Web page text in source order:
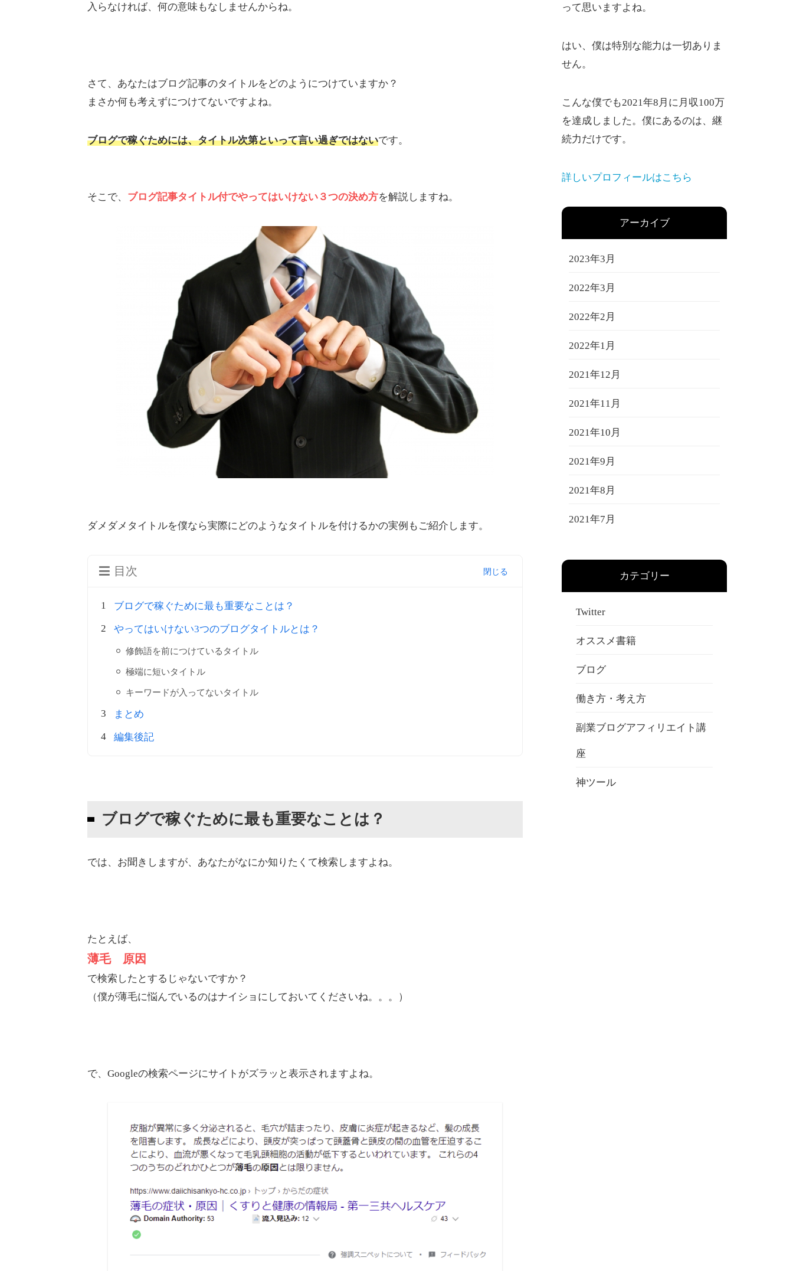
入らなければ、何の意味もなしませんからね。
さて、あなたはブログ記事のタイトルをどのようにつけていますか？
まさか何も考えずにつけてないですよね。
ブログで稼ぐためには、タイトル次第といって言い過ぎではないです。
そこで、 ブログ記事タイトル付でやってはいけない３つの決め方を解説しますね。
ダメダメタイトルを僕なら実際にどのようなタイトルを付けるかの実例もご紹介します。
目次
ブログで稼ぐために最も重要なことは？
やってはいけない3つのブログタイトルとは？
修飾語を前につけているタイトル
極端に短いタイトル
キーワードが入ってないタイトル
まとめ
編集後記
ブログで稼ぐために最も重要なことは？
では、お聞きしますが、あなたがなにか知りたくて検索しますよね。
たとえば、
薄毛 原因
で検索したとするじゃないですか？
（僕が薄毛に悩んでいるのはナイショにしておいてくださいね。。。）
で、Googleの検索ページにサイトがズラッと表示されますよね。
って思いますよね。
はい、僕は特別な能力は一切ありま
せん。
こんな僕でも2021年8月に月収100万
を達成しました。僕にあるのは、継
続力だけです。
詳しいプロフィールはこちら
アーカイブ
2023年3月
2022年3月
2022年2月
2022年1月
2021年12月
2021年11月
2021年10月
2021年9月
2021年8月
2021年7月
カテゴリー
Twitter
オススメ書籍
ブログ
働き方・考え方
副業ブログアフィリエイト講
座
神ツール